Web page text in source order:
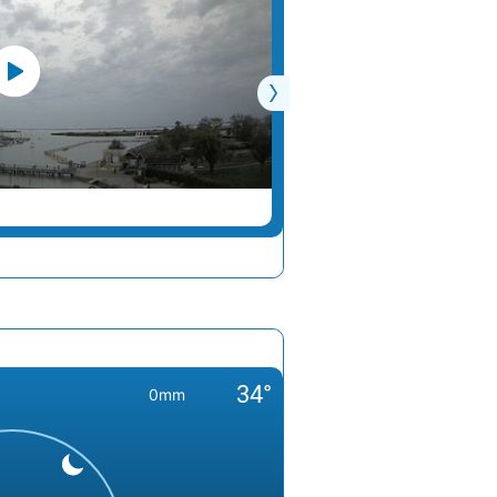
26°
7 km/h
4 km/h
23° 4 km/h
24° 5 km/h
23° 3 km/h
4 km/h
0mm 34°